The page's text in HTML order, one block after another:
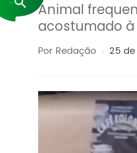
Animal
acostumado
Por Redação 25